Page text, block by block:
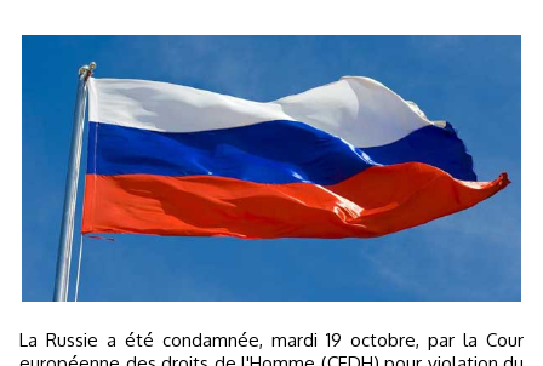
La Russie a été condamnée, mardi 19 octobre, par la Cour